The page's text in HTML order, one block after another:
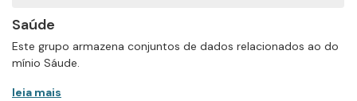
Saúde
Este grupo armazena conjuntos de dados relacionados ao do
mínio Sáude.
leia mais